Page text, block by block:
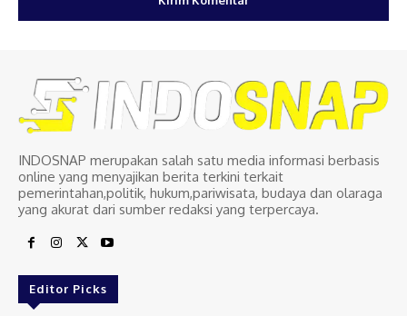
INDOSNAP merupakan salah satu media informasi berbasis
online yang menyajikan berita terkini terkait
pemerintahan,politik, hukum,pariwisata, budaya dan olaraga
yang akurat dari sumber redaksi yang terpercaya.
Editor Picks